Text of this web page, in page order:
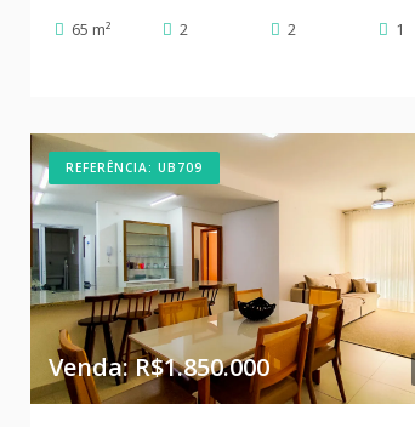
65 m²
2 2 1
REFERÊNCIA: UB709
Venda: R$1.850.000